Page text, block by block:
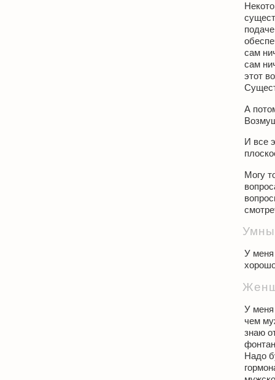
сам
сам
этот
А
И все
Могу
У
У
чем
знаю
Надо